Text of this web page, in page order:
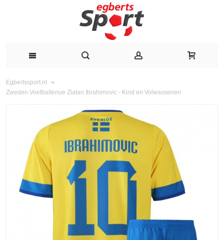
Egbertssport.nl
Zweden Voetbaltenue Zlatan Ibrahimovic - Kind en Volwassenen